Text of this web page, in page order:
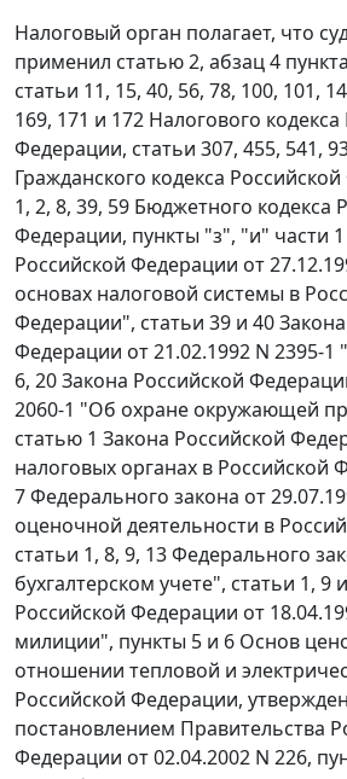
Налоговый орган полагает, что
применил статью 2, абзац 4
статьи 11, 15, 40, 56, 78, 100, 101,
169, 171 и 172 Налогового
Федерации, статьи 307, 455, 541,
Гражданского кодекса
1, 2, 8, 39, 59 Бюджетного кодекса
Федерации, пункты "з", "и" части
Российской Федерации от
основах налоговой системы в
Федерации", статьи 39 и 40
Федерации от 21.02.1992 N 2395-1
6, 20Закона Российской
2060-1 "Об охране окружающей
статью 1 Закона Российской
налоговых органах в Российской
7Федерального закона от
оценочной деятельности в
статьи 1, 8, 9, 13Федерального
бухгалтерском учете", статьи 1, 9 и
Российской Федерации от
милиции", пункты 5 и 6 Основ
отношении тепловой и
Российской Федерации,
постановлением Правительства
Федерации от 02.04.2002 N 226,